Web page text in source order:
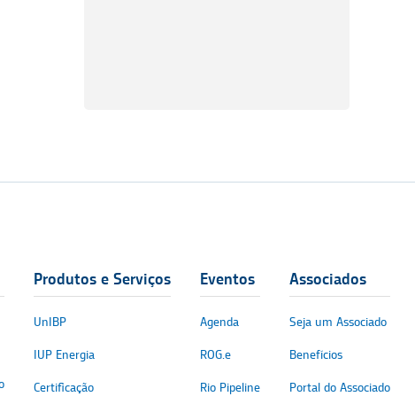
Produtos e Serviços
UnIBP
IUP Energia
Certificação
Eventos
Agenda
ROG.e
Rio Pipeline
Associados
Seja um Associado
Benefícios
Portal do Associado